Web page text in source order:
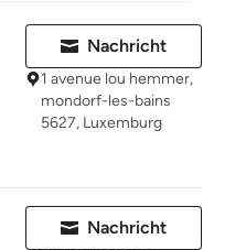
Nachricht
1 avenue lou hemmer,
mondorf-les-bains
5627, Luxemburg
Nachricht